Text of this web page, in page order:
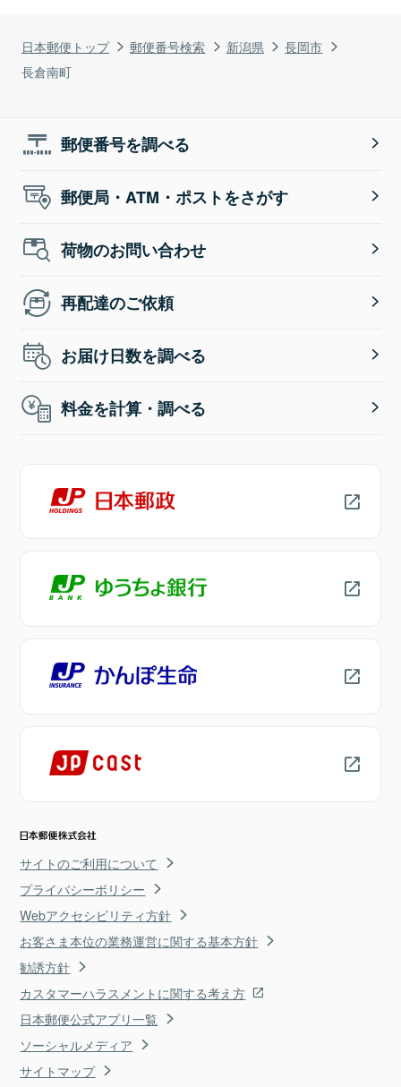
日本郵便トップ 郵便番号検索 新潟県
長岡市
長倉南町
郵便番号を調べる
郵便局・ATM・ポストをさがす
荷物のお問い合わせ
再配達のご依頼
お届け日数を調べる
料金を計算・調べる
サイトのご利用について
プライバシーポリシー
Webアクセシビリティ方針
お客さま本位の業務運営に関する基本方針
勧誘方針
カスタマーハラスメントに関する考え方
日本郵便公式アプリ一覧
ソーシャルメディア
サイトマップ